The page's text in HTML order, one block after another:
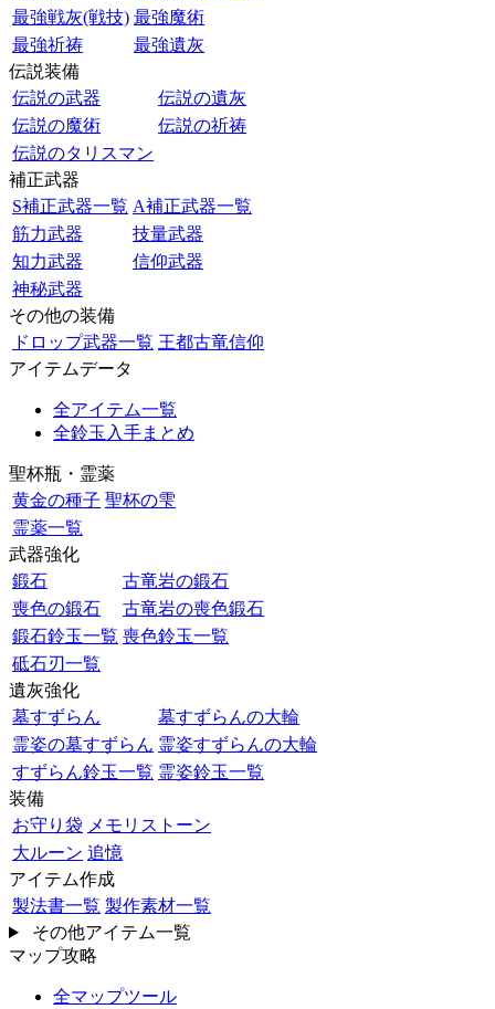
最強戦灰(戦技) 最強魔術
最強祈祷
最強遺灰
伝説装備
伝説の武器
伝説の遺灰
伝説の魔術
伝説の祈祷
伝説のタリスマン
補正武器
S補正武器一覧 A補正武器一覧
筋力武器
技量武器
知力武器
信仰武器
神秘武器
その他の装備
ドロップ武器一覧 王都古竜信仰
アイテムデータ
全アイテム一覧
全鈴玉入手まとめ
聖杯瓶・霊薬
黄金の種子 聖杯の雫
霊薬一覧
武器強化
鍛石
古竜岩の鍛石
喪色の鍛石
古竜岩の喪色鍛石
鍛石鈴玉一覧 喪色鈴玉一覧
砥石刃一覧
遺灰強化
墓すずらん
墓すずらんの大輪
霊姿の墓すずらん 霊姿すずらんの大輪
すずらん鈴玉一覧 霊姿鈴玉一覧
装備
お守り袋 メモリストーン
大ルーン 追憶
アイテム作成
製法書一覧 製作素材一覧
その他アイテム一覧
マップ攻略
全マップツール